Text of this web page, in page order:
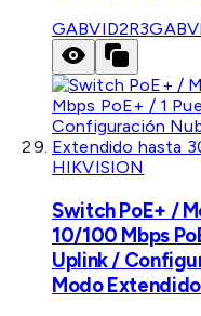
GABVID2R3
HIKVISION
Switch PoE+ /
10/100 Mbps
Uplink /
Modo